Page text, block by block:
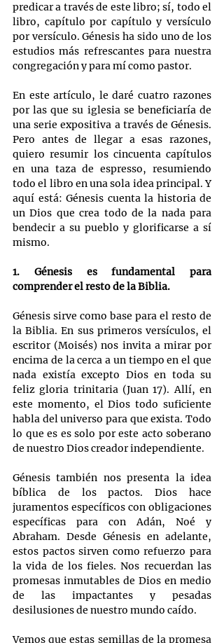
predicar a través de este libro; sí, todo el
libro, capítulo por capítulo y versículo
por versículo. Génesis ha sido uno de los
estudios más refrescantes para nuestra
congregación y para mí como pastor.
En este artículo, le daré cuatro razones
por las que su iglesia se beneficiaría de
una serie expositiva a través de Génesis.
Pero antes de llegar a esas razones,
quiero resumir los cincuenta capítulos
en una taza de espresso, resumiendo
todo el libro en una sola idea principal. Y
aquí está: Génesis cuenta la historia de
un Dios que crea todo de la nada para
bendecir a su pueblo y glorificarse a sí
mismo.
1. Génesis es fundamental para
comprender el resto de la Biblia.
Génesis sirve como base para el resto de
la Biblia. En sus primeros versículos, el
escritor (Moisés) nos invita a mirar por
encima de la cerca a un tiempo en el que
nada existía excepto Dios en toda su
feliz gloria trinitaria (Juan 17). Allí, en
este momento, el Dios todo suficiente
habla del universo para que exista. Todo
lo que es es solo por este acto soberano
de nuestro Dios creador independiente.
Génesis también nos presenta la idea
bíblica de los pactos. Dios hace
juramentos específicos con obligaciones
específicas para con Adán, Noé y
Abraham. Desde Génesis en adelante,
estos pactos sirven como refuerzo para
la vida de los fieles. Nos recuerdan las
promesas inmutables de Dios en medio
de las impactantes y pesadas
desilusiones de nuestro mundo caído.
Vemos que estas semillas de la promesa